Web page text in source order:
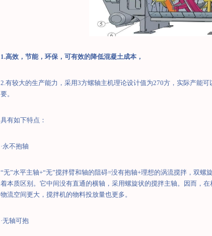
1.高效，节能，环保，可有效的降低混凝土成本，
2.有较大的生产能力，采用3方螺轴主机理论设计值为270方，实际产能可
要。
具有如下特点：
·永不抱轴
“无”水平主轴+“无”搅拌臂和轴的阻碍=没有抱轴+理想的涡流搅拌， 双螺
着本质区别。它中间没有直通的横轴，采用螺旋状的搅拌主轴。因而，
物流空间更大，搅拌机的物料投放量也更多。
·无轴可抱